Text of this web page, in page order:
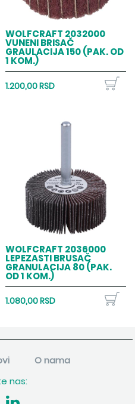
WOLFCRAFT 2032000
VUNENI BRISAČ
GRAULACIJA 150 (PAK. OD
1 KOM.)
1.200,00 RSD
WOLFCRAFT 2036000
LEPEZASTI BRUSAČ
GRANULACIJA 80 (PAK.
OD 1 KOM.)
1.080,00 RSD
O nama
nas: